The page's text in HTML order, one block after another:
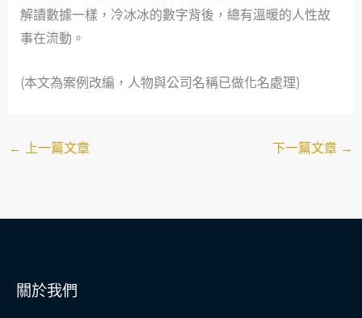
解讀數據一樣，冷冰冰的數字背後，總有溫暖的人性故
事在流動。
(本文為案例改編，人物與公司名稱已做化名處理)
← 上一篇文章 下一篇文章 →
關於我們